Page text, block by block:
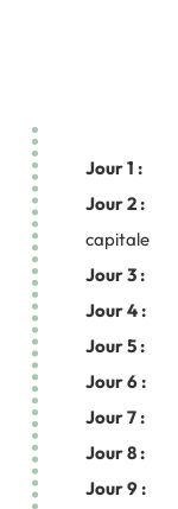
Jour 1 :
Jour 2 :
capitale
Jour 3 :
Jour 4 :
Jour 5 :
Jour 6 :
Jour 7 :
Jour 8 :
Jour 9 :